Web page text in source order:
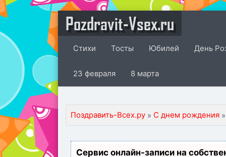
Pozdravit-Vsex.ru
Стихи Тосты Юбилей День
23 февраля 8 марта
Поздравить-Всех.ру » С днем рождения
Сервис онлайн-записи на